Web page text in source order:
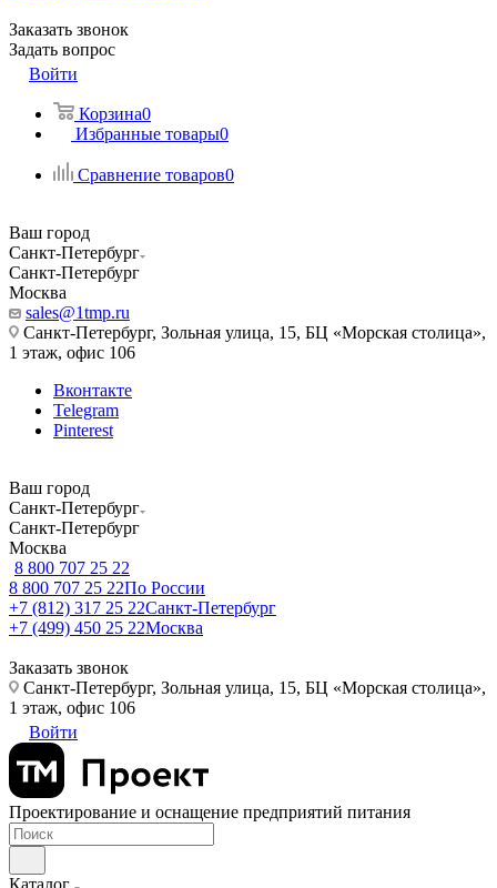
Заказать звонок
Задать вопрос
Войти
Корзина0
Избранные товары0
Сравнение товаров0
Ваш город
Санкт-Петербург
Санкт-Петербург
Москва
sales@1tmp.ru
Санкт-Петербург, Зольная улица, 15, БЦ «Морская столица»,
1 этаж, офис 106
Вконтакте
Telegram
Pinterest
Ваш город
Санкт-Петербург
Санкт-Петербург
Москва
8 800 707 25 22
8 800 707 25 22По России
+7 (812) 317 25 22Санкт-Петербург
+7 (499) 450 25 22Москва
Заказать звонок
Санкт-Петербург, Зольная улица, 15, БЦ «Морская столица»,
1 этаж, офис 106
Войти
Проектирование и оснащение предприятий питания
Каталог